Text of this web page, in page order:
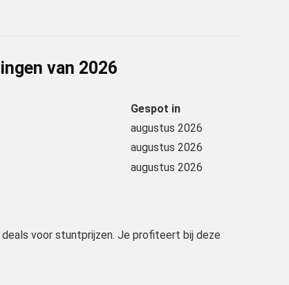
van 2026
Gespot in
augustus 2026
augustus 2026
augustus 2026
voor stuntprijzen. Je profiteert bij deze